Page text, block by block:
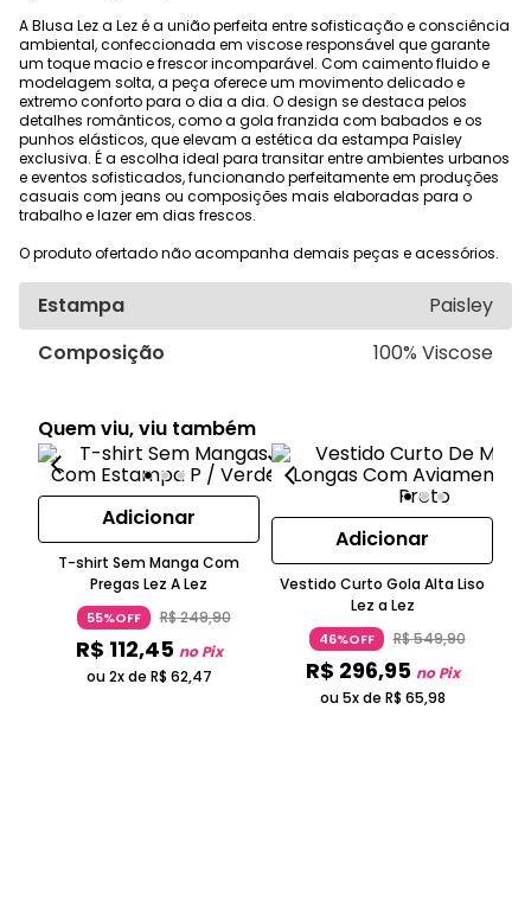
A Blusa Lez a Lez é a união perfeita entre sofisticação e consciência
ambiental, confeccionada em viscose responsável que garante
um toque macio e frescor incomparável. Com caimento fluido e
modelagem solta, a peça oferece um movimento delicado e
extremo conforto para o dia a dia. O design se destaca pelos
detalhes românticos, como a gola franzida com babados e os
punhos elásticos, que elevam a estética da estampa Paisley
exclusiva. É a escolha ideal para transitar entre ambientes urbanos
e eventos sofisticados, funcionando perfeitamente em produções
casuais com jeans ou composições mais elaboradas para o
trabalho e lazer em dias frescos.
O produto ofertado não acompanha demais peças e acessórios.
Estampa
Paisley
Composição
100% Viscose
Quem viu, viu também
Adicionar
T-shirt Sem Manga Com
Pregas Lez A Lez
55%OFF R$249,90
R$ 112,45 no Pix
ou 2x de R$ 62,47
Adicionar
Vestido Curto Gola Alta Liso
Lez a Lez
46%OFF R$549,90
R$ 296,95 no Pix
ou 5x de R$ 65,98